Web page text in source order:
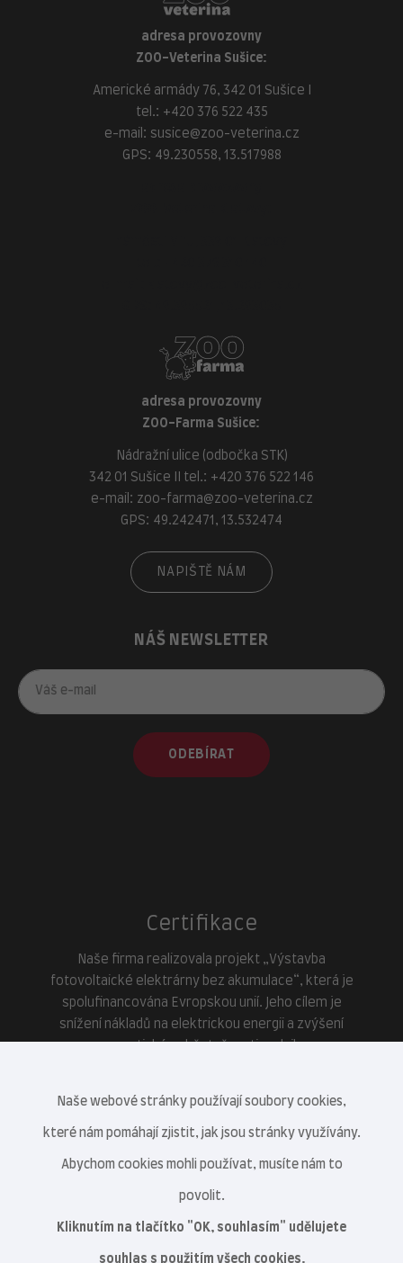
adresa provozovny
ZOO-Veterina Sušice:
Americké armády 76, 342 01 Sušice I
tel.: +420 376 522 435
e-mail: susice@zoo-veterina.cz
GPS: 49.230558, 13.517988
adresa provozovny
ZOO-Farma Sušice:
Nádražní ulice (odbočka STK)
342 01 Sušice II tel.: +420 376 522 146
e-mail: zoo-farma@zoo-veterina.cz
GPS: 49.242471, 13.532474
NAPIŠTĚ NÁM
NÁŠ NEWSLETTER
ODEBÍRAT
Certifikace
Naše firma realizovala projekt „Výstavba
fotovoltaické elektrárny bez akumulace“, která je
spolufinancována Evropskou unií. Jeho cílem je
snížení nákladů na elektrickou energii a zvýšení
Naše webové stránky používají soubory cookies,
které nám pomáhají zjistit, jak jsou stránky využívány.
Abychom cookies mohli používat, musíte nám to
povolit.
Kliknutím na tlačítko "OK, souhlasím" udělujete
souhlas s použitím všech cookies.